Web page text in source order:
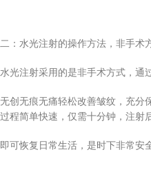
二：水光注射的操作方法，非手术
水光注射采用的是非手术方式，通
无创无痕无痛轻松改善皱纹，充分
过程简单快速，仅需十分钟，注射
即可恢复日常生活，是时下非常安